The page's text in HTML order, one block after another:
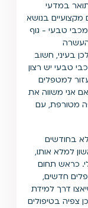
במדעי
מקצועיים בנושא
מכבי טבעי - גוף
בעיני, חשוב
טבעי יש רצון
למטפלים
אני משווה את
מטורפת, עם
בחודשים
למלא אותו,
כראש תחום
חדשים,
דרך למידת
צפיה בטיפולים